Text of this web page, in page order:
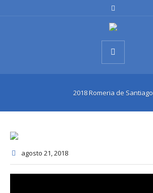
2018 Romeria de Santiago
agosto 21 , 2018